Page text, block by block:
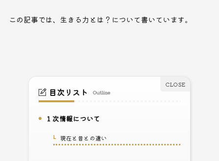
この記事では、生きる力とは？について書いています。
目次リスト Outline
１次情報について
1-1.現在と昔との違い